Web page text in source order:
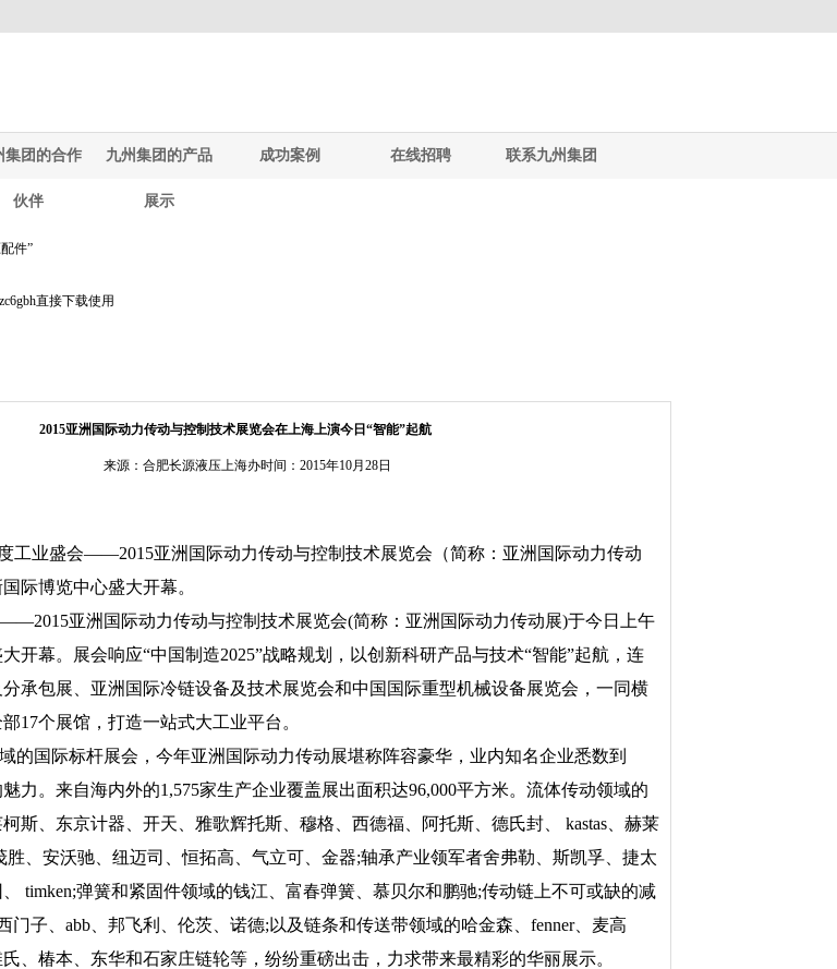
集团的合作
伙伴
九州集团的产品
展示
成功案例 在线招聘 联系九州集团
件”
直接下载使用
2015亚洲国际动力传动与控制技术展览会在上海上演今日“智能”起航
来源：合肥长源液压上海办时间：2015年10月28日
工业盛会——2015亚洲国际动力传动与控制技术展览会（简称：亚洲国际动力传动
际博览中心盛大开幕。
亚洲国际动力传动与控制技术展览会(简称：亚洲国际动力传动展)于今日上午
开幕。展会响应“中国制造2025”战略规划，以创新科研产品与技术“智能”起航，连
承包展、亚洲国际冷链设备及技术展览会和中国国际重型机械设备展览会，一同横
17个展馆，打造一站式大工业平台。
的国际标杆展会，今年亚洲国际动力传动展堪称阵容豪华，业内知名企业悉数到
力。来自海内外的1,575家生产企业覆盖展出面积达96,000平方米。流体传动领域的
斯、东京计器、开天、雅歌辉托斯、穆格、西德福、阿托斯、德氏封、 kastas、赫莱
胜、安沃驰、纽迈司、恒拓高、气立可、金器;轴承产业领军者舍弗勒、斯凯孚、捷太
timken;弹簧和紧固件领域的钱江、富春弹簧、慕贝尔和鹏驰;传动链上不可或缺的减
门子、abb、邦飞利、伦茨、诺德;以及链条和传送带领域的哈金森、fenner、麦高
、椿本、东华和石家庄链轮等，纷纷重磅出击，力求带来最精彩的华丽展示。